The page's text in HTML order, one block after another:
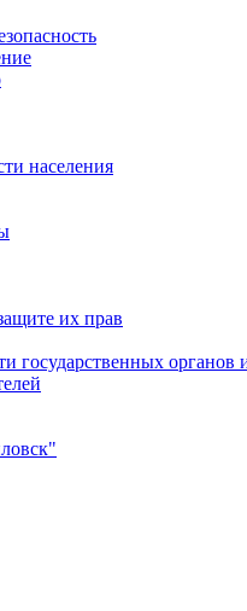
населения
их прав
государственных